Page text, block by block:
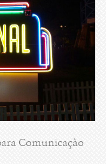
Comunicaçào